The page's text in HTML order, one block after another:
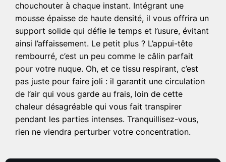
chouchouter à chaque instant. Intégrant une
mousse épaisse de haute densité, il vous offrira un
support solide qui défie le temps et l’usure, évitant
ainsi l’affaissement. Le petit plus ? L’appui-tête
rembourré, c’est un peu comme le câlin parfait
pour votre nuque. Oh, et ce tissu respirant, c’est
pas juste pour faire joli : il garantit une circulation
de l’air qui vous garde au frais, loin de cette
chaleur désagréable qui vous fait transpirer
pendant les parties intenses. Tranquillisez-vous,
rien ne viendra perturber votre concentration.